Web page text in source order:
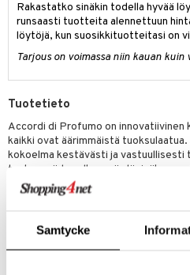
Samtycke
Rakastatko sinäkin todella hyvää
runsaasti tuotteita alennettuun
löytöjä, kun suosikkituotteitasi on
Tarjous on voimassa niin kauan kuin
Tuotetieto
Accordi di Profumo on innovatiivinen
kaikki ovat äärimmäistä
kokoelma kestävästi ja vastuullisesti
taataan niiden alkuperän läpinäkyvyys
Parfyymejä voi kantaa yksitellen tai
”Accordi” on italiankielinen sana
viittaa "tuoksunuottien harmoniseen